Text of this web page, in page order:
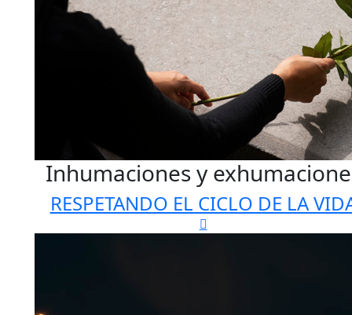
Inhumaciones y
RESPETANDO EL CICLO DE LA